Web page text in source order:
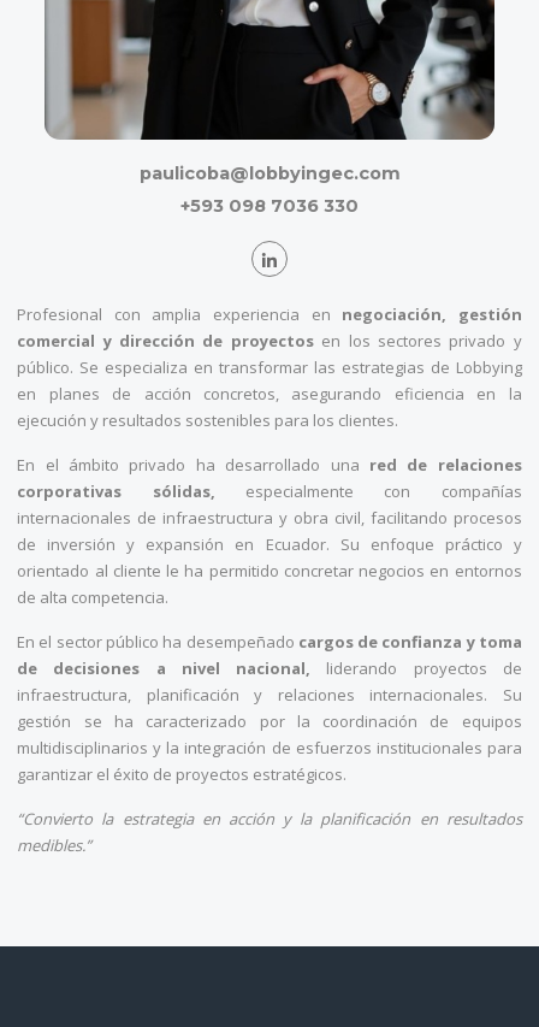
paulicoba@lobbyingec.com
+593 098 7036 330
Profesional con amplia experiencia en negociación, gestión
comercial y dirección de proyectosen los sectores privado y
público. Se especializa en transformar las estrategias de Lobbying
en planes de acción concretos, asegurando eficiencia en la
ejecución y resultados sostenibles para los clientes.
En el ámbito privado ha desarrollado una red de relaciones
corporativas sólidas, especialmente con compañías
internacionales de infraestructura y obra civil, facilitando procesos
de inversión y expansión en Ecuador. Su enfoque práctico y
orientado al cliente le ha permitido concretar negocios en entornos
de alta competencia.
En el sector público ha desempeñado cargos de confianza y toma
de decisiones a nivel nacional, liderando proyectos de
infraestructura, planificación y relaciones internacionales. Su
gestión se ha caracterizado por la coordinación de equipos
multidisciplinarios y la integración de esfuerzos institucionales para
garantizar el éxito de proyectos estratégicos.
“Convierto la estrategia en acción y la planificación en resultados
medibles.”